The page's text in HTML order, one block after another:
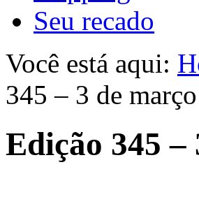
Seu recado
Você está aqui:
345 – 3 de
Edição 345 –